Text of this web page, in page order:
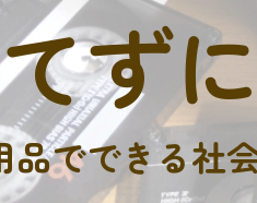
ず
品でできる社